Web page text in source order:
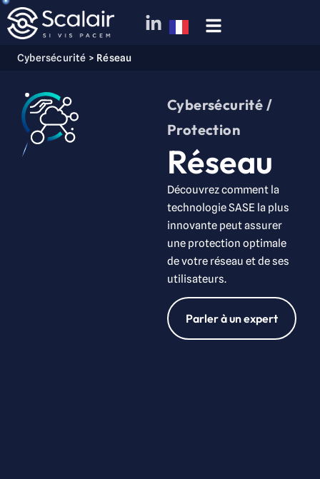
Cybersécurité > Réseau
Cybersécurité /
Protection
Réseau
Découvrez comment la
technologie SASE la plus
innovante peut assurer
une protection optimale
de votre réseau et de ses
utilisateurs.
Parler à un expert